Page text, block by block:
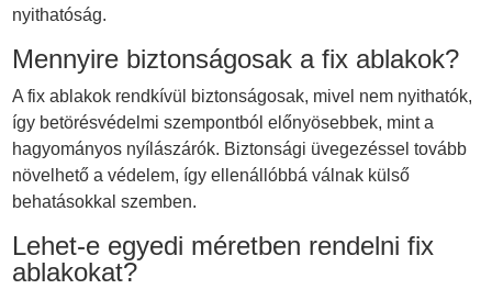
nyithatóság.
Mennyire biztonságosak a fix ablakok?
A fix ablakok rendkívül biztonságosak, mivel nem nyithatók,
így betörésvédelmi szempontból előnyösebbek, mint a
hagyományos nyílászárók. Biztonsági üvegezéssel tovább
növelhető a védelem, így ellenállóbbá válnak külső
behatásokkal szemben.
Lehet-e egyedi méretben rendelni fix
ablakokat?